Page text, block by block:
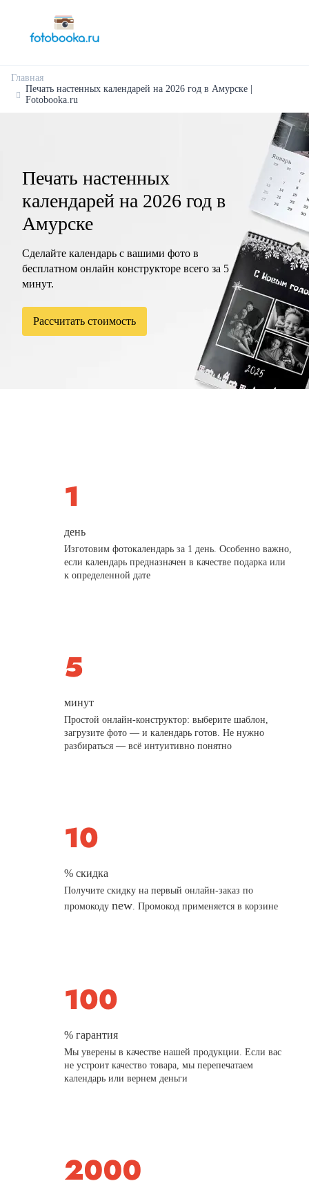
Главная
Печать настенных календарей на 2026 год в Амурске |
Fotobooka.ru
Печать настенных
календарей на 2026 год в
Амурске
Сделайте календарь с вашими фото в
бесплатном онлайн конструкторе всего за 5
минут.
Рассчитать стоимость
день
Изготовим фотокалендарь за 1 день. Особенно важно,
если календарь предназначен в качестве подарка или
к определенной дате
минут
Простой онлайн-конструктор: выберите шаблон,
загрузите фото — и календарь готов. Не нужно
разбираться — всё интуитивно понятно
% скидка
Получите скидку на первый онлайн-заказ по
промокодуnew. Промокод применяется в корзине
% гарантия
Мы уверены в качестве нашей продукции. Если вас
не устроит качество товара, мы перепечатаем
календарь или вернем деньги